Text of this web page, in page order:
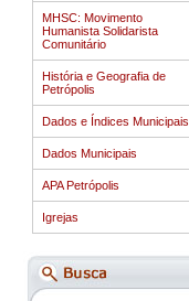
MHSC: Movimento
Humanista Solidarista
Comunitário
História e Geografia de
Petrópolis
Dados e Índices Municipais
Dados Municipais
APA Petrópolis
Igrejas